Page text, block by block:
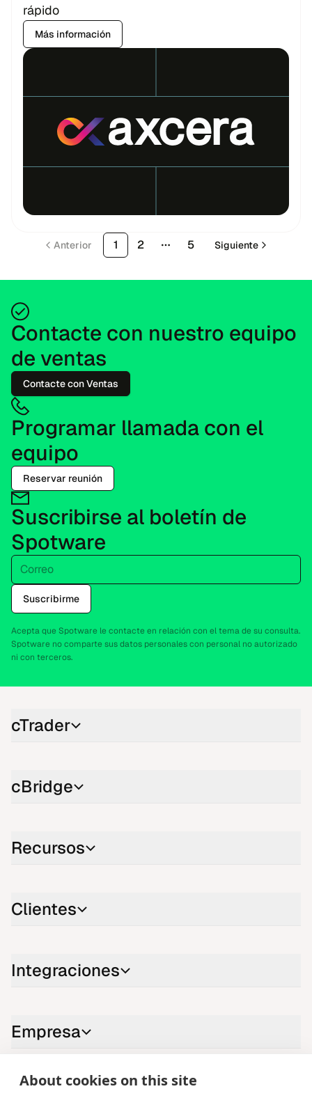
About cookies on this site
rápido
Más información
Anterior 1 2 More pages
5 Siguiente
Contacte con nuestro equipo
de ventas
Contacte con Ventas
Programar llamada con el
equipo
Reservar reunión
Suscribirse al boletín de
Spotware
Correo
Suscribirme
Acepta que Spotware le contacte en relación con el tema de su consulta.
Spotware no comparte sus datos personales con personal no autorizado
ni con terceros.
cTrader
cBridge
Recursos
Clientes
Integraciones
Empresa